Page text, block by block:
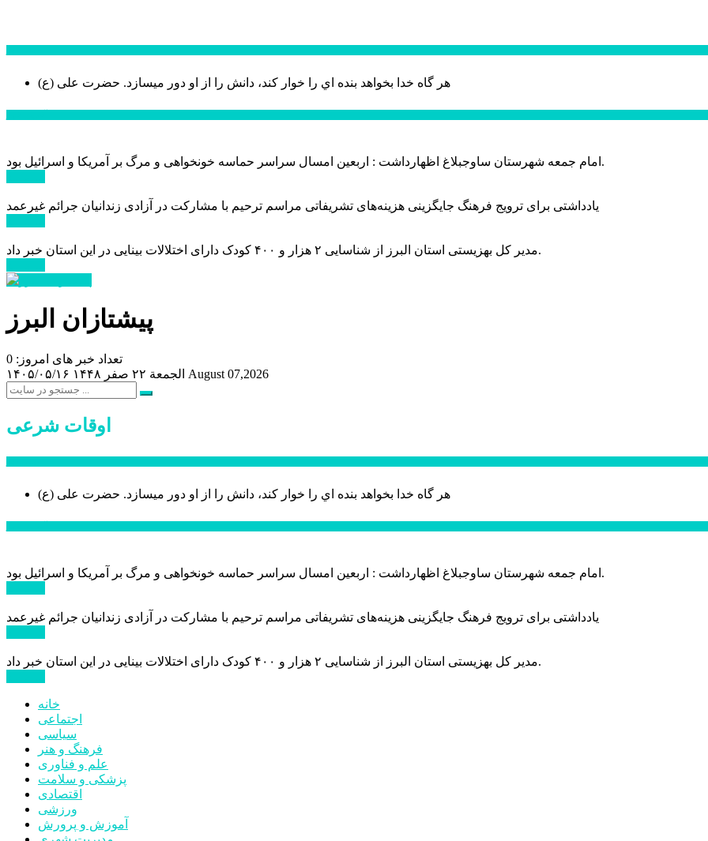
هر گاه خدا بخواهد بنده اي را خوار كند، دانش را از او دور میسازد. حضرت علی (ع)
امام جمعه شهرستان ساوجبلاغ اظهارداشت : اربعین امسال سراسر حماسه خونخواهی و مرگ بر آمریکا و اسرائیل بود.
یادداشتی برای ترویج فرهنگ جایگزینی هزینه‌های تشریفاتی مراسم ترحیم با مشارکت در آزادی زندانیان جرائم غیرعمد
مدیر کل بهزیستی استان البرز از شناسایی ۲ هزار و ۴۰۰ کودک دارای اختلالات بینایی در این استان خبر داد.
پیشتازان البرز
تعداد خبر های امروز: 0
۱۴۰۵/۰۵/۱۶
الجمعة ۲۲ صفر ۱۴۴۸ August 07,2026
اوقات شرعی
هر گاه خدا بخواهد بنده اي را خوار كند، دانش را از او دور میسازد. حضرت علی (ع)
امام جمعه شهرستان ساوجبلاغ اظهارداشت : اربعین امسال سراسر حماسه خونخواهی و مرگ بر آمریکا و اسرائیل بود.
یادداشتی برای ترویج فرهنگ جایگزینی هزینه‌های تشریفاتی مراسم ترحیم با مشارکت در آزادی زندانیان جرائم غیرعمد
مدیر کل بهزیستی استان البرز از شناسایی ۲ هزار و ۴۰۰ کودک دارای اختلالات بینایی در این استان خبر داد.
خانه
اجتماعی
سیاسی
فرهنگ و هنر
علم و فناوری
پزشکی و سلامت
اقتصادی
ورزشی
آموزش و پرورش